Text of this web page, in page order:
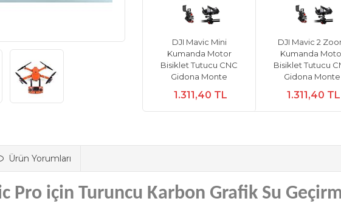
DJI Mavic Mini
Kumanda Motor
Bisiklet Tutucu CNC
Gidona Monte
1.311,40 TL
DJI Mavic 2
Kumanda
Bisiklet Tutucu
Gidona Monte
1.311,40 TL
Ürün Yorumları
Pro için Turuncu Karbon Grafik Su